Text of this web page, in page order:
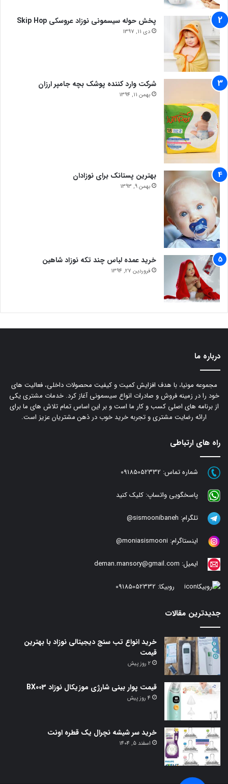
پخش حوله سیسمونی نوزاد عروسکی Skip Hop
دی 11, 1397
شرکت وارد کننده پوشک بچه جامپر ارزان
بهمن 11, 1394
بهترین پستانک برای نوزادان
بهمن 9, 1393
خرید عمده لباس چند تکه نوزاد شاهین
فروردین 27, 1394
درباره ما
مجموعه مونیا، با هدف افزایش کمیت و کیفیت محصولات داخلی، فعالیت های
خود را در زمینه فروش و صادرات انواع سیسمونی آغاز کرد. خدمات مشتری یکی
از برنامه های اصلی کسب و کار ما است و بر این اساس تمام تلاش های ما برای
ارائه رضایت مشتری و تجربه خرید خوب در ذهن مشتریان عزیز است.
راه های ارتباطی
شماره تماس: 09185052332
پاسخگویی واتساپ: کلیک کنید
تلگرام: sismoonibaneh@
اینستاگرام: moniasismooni@
ایمیل: deman.mansory@gmail.com
روبیکا: 09185052332
جدیدترین مقالات
خرید انواع تب سنج دیجیتالی نوزاد با بهترین
قیمت
2 روز پیش
قیمت پوار بینی شارژی موزیکال نوزاد BX003
4 روز پیش
خرید سر شیشه نچرال یک قطره اونت
اسفند 5, 1404